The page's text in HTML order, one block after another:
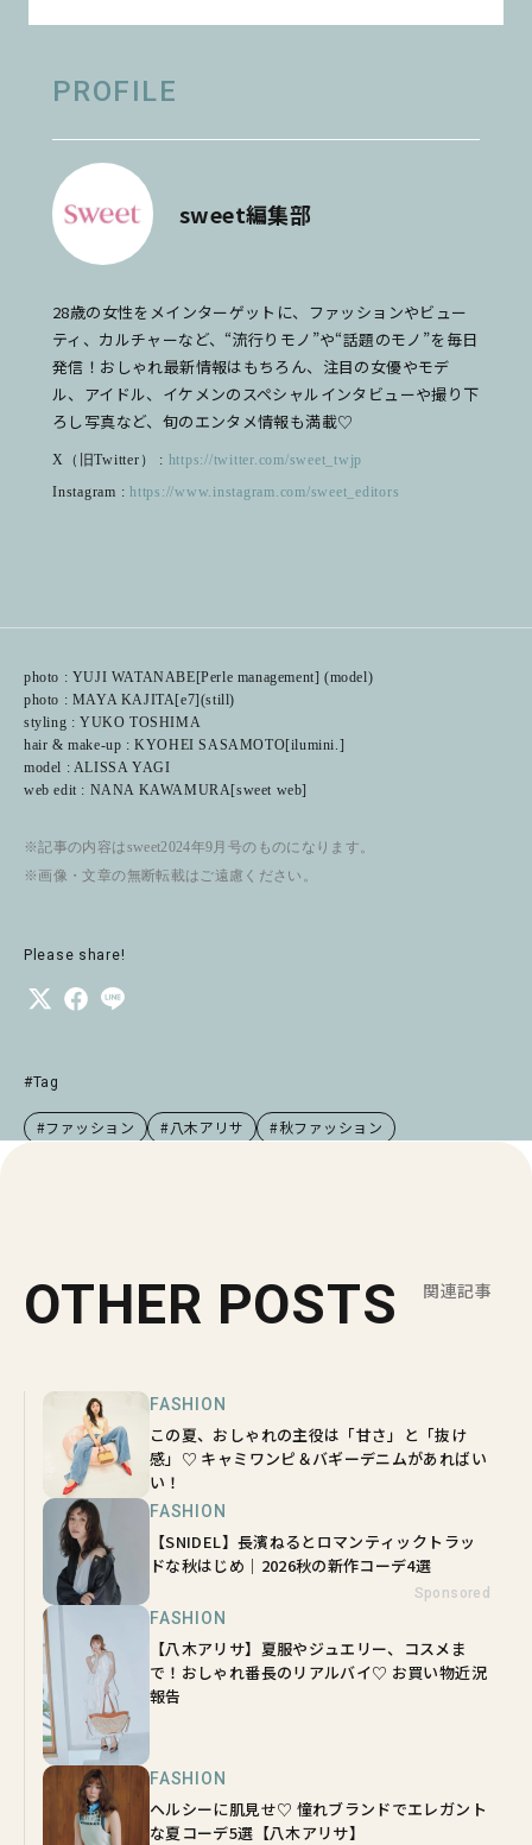
PROFILE
sweet編集部
28歳の女性をメインターゲットに、ファッションやビュー
ティ、カルチャーなど、“流行りモノ”や“話題のモノ”を毎日
発信！おしゃれ最新情報はもちろん、注目の女優やモデ
ル、アイドル、イケメンのスペシャルインタビューや撮り下
ろし写真など、旬のエンタメ情報も満載♡
X（旧Twitter） : https://twitter.com/sweet_twjp
Instagram : https://www.instagram.com/sweet_editors
photo : YUJI WATANABE[Perle management] (model)
photo : MAYA KAJITA[e7](still)
styling : YUKO TOSHIMA
hair & make-up : KYOHEI SASAMOTO[ilumini.]
model : ALISSA YAGI
web edit : NANA KAWAMURA[sweet web]
※記事の内容はsweet2024年9月号のものになります。
※画像・文章の無断転載はご遠慮ください。
Please share!
#Tag
#ファッション #八木アリサ #秋ファッション
OTHER POSTS 関連記事
FASHION
この夏、おしゃれの主役は「甘さ」と「抜け
感」♡ キャミワンピ＆バギーデニムがあればい
い！
FASHION
【SNIDEL】長濱ねるとロマンティックトラッ
ドな秋はじめ｜2026秋の新作コーデ4選
Sponsored
FASHION
【八木アリサ】夏服やジュエリー、コスメま
で！おしゃれ番長のリアルバイ♡ お買い物近況
報告
FASHION
ヘルシーに肌見せ♡ 憧れブランドでエレガント
な夏コーデ5選【八木アリサ】